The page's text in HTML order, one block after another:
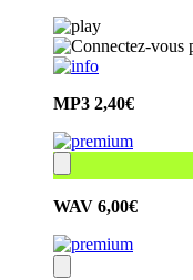
MP3 2,40€
WAV 6,00€